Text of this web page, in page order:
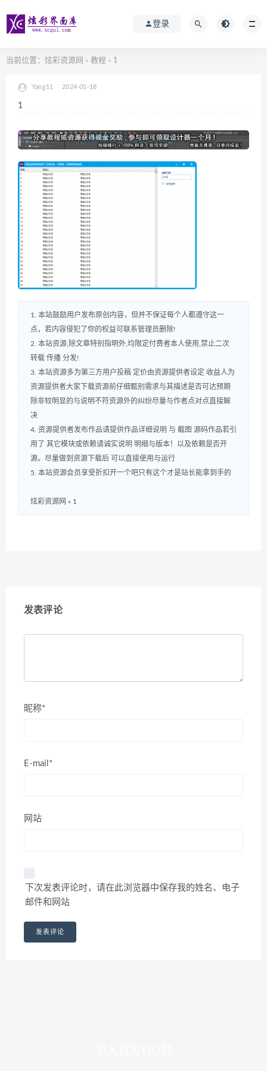
登录
当前位置： 炫彩资源网 > 教程 > 1
Yang11 2024-05-18
1
1. 本站鼓励用户发布原创内容，但并不保证每个人都遵守这一
点，若内容侵犯了你的权益可联系管理员删除!
2. 本站资源,除文章特别指明外,均限定付费者本人使用,禁止二次
转载 传播 分发!
3. 本站资源多为第三方用户投稿 定价由资源提供者设定 收益人为
资源提供者大家下载资源前仔细甄别需求与其描述是否可达预期
除非较明显的与说明不符资源外的纠纷尽量与作者点对点直接解
决
4. 资源提供者发布作品请提供作品详细说明 与 截图 源码作品若引
用了 其它模块或依赖请诚实说明 明细与版本！以及依赖是否开
源。尽量做到资源下载后 可以直接使用与运行
5. 本站资源会员享受折扣开一个吧只有这个才是站长能拿到手的
炫彩资源网 » 1
发表评论
昵称*
E-mail*
网站
下次发表评论时，请在此浏览器中保存我的姓名、电子
邮件和网站